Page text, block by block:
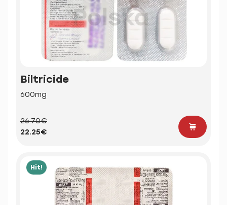
Biltricide
600mg
26.70€
22.25€
Hit!